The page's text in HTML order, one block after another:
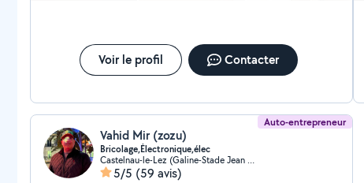
Voir le profil Contacter
Auto-entrepreneur
Vahid Mir (zozu)
Bricolage,Électronique,élec
Castelnau-le-Lez (Galine-Stade Jean Fournier-Ouest)
5/5 (59 avis)